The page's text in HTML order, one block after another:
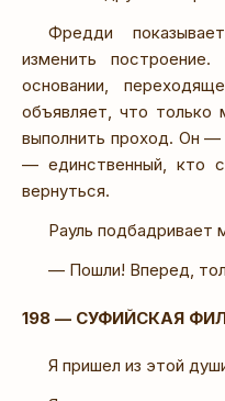
Фредди
изменить
основании,
объявляет, что
выполнить проход. Он
— единственный, кто
вернуться.
Рауль подбадривает
— Пошли! Вперед,
198 — СУФИЙСКАЯ
Я пришел из этой